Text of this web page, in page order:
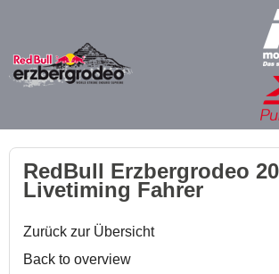
RedBull Erzbergrodeo
Livetiming Fahrer
Zurück zur Übersicht
Back to overview